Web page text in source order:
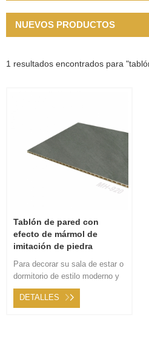
1 resultados encontrados para
Tablón de pared con
efecto de mármol de
imitación de piedra
Para decorar su sala de estar o
dormitorio de estilo moderno y
simple, el tablón de pared con
efecto de mármol de imitación
DETALLES
NUEVOS PRODUCTOS